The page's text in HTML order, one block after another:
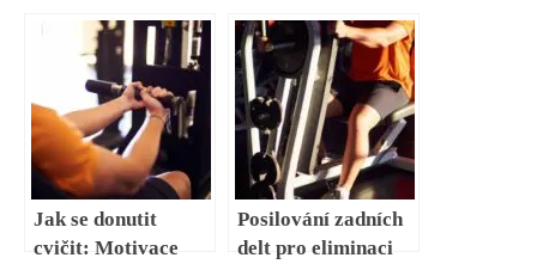
Jak se donutit
cvičit: Motivace
Posilování zadních
delt pro eliminaci